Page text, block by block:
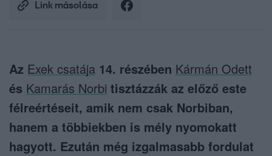
Link másolása
Az Exek csatája 14. részében Kármán Odett
és Kamarás Norbi tisztázzák az előző este
félreértéseit, amik nem csak Norbiban,
hanem a többiekben is mély nyomokatt
hagyott. Ezután még izgalmasabb fordulat